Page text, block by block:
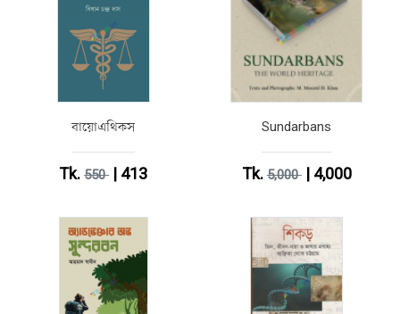
বায়োএথিকস
Tk.550| 413
Sundarbans
Tk.5,000| 4,000